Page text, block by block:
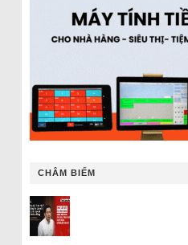
CHÂM BIẾM